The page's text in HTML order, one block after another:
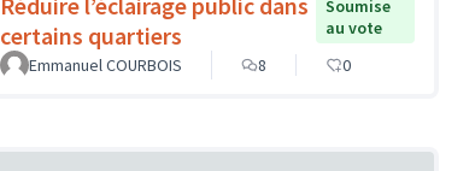
certains quartiers
Soumise
au vote
Emmanuel COURBOIS
8 0